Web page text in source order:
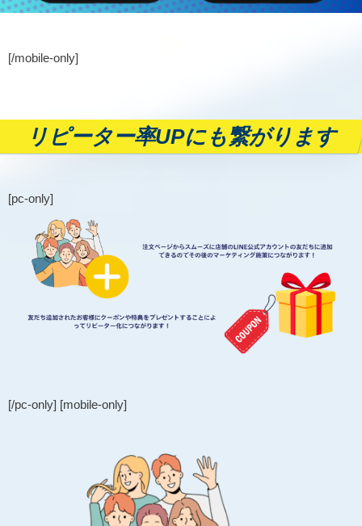
[/mobile-only]
リピーター率UPにも繋がります
[pc-only]
[/pc-only] [mobile-only]